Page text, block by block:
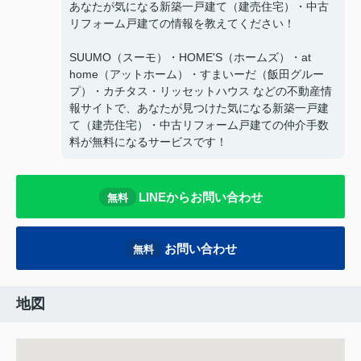
あなたが気になる新築一戸建て（建売住宅）・中古
リフォーム戸建ての情報を教えてください！
SUUMO（スーモ）・HOME'S（ホームズ）・at
home（アットホーム）・すまいーだ（飯田グルー
プ）・カチタス・リッセットハウス などの不動産情
報サイトで、あなたが見つけた気になる新築一戸建
て（建売住宅）・中古リフォーム戸建ての仲介手数
料が無料になるサービスです！
無料 LINEからお問い合わせ
無料 お問い合わせ
地図